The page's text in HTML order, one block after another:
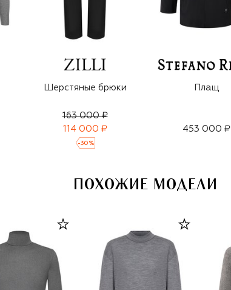
Шерстяные брюки
163 000 ₽
114 000 ₽
-30 %
Плащ
453 000 ₽
ПОХОЖИЕ МОДЕЛИ